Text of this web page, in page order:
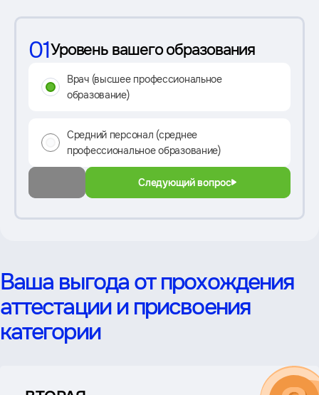
01Уровень вашего образования
Врач (высшее профессиональное
образование)
Средний персонал (среднее
профессиональное образование)
Следующий вопрос
Ваша выгода от прохождения
аттестации и присвоения
категории